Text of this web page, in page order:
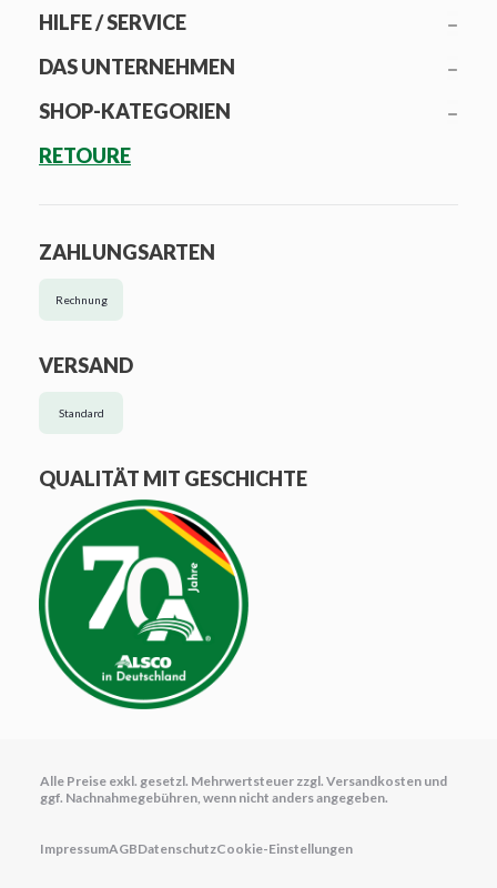
HILFE / SERVICE
DAS UNTERNEHMEN
SHOP-KATEGORIEN
RETOURE
ZAHLUNGSARTEN
Rechnung
VERSAND
Standard
QUALITÄT MIT GESCHICHTE
ImpressumAGBDatenschutzCookie-Einstellungen
Alle Preise exkl. gesetzl. Mehrwertsteuer zzgl. Versandkosten und
ggf. Nachnahmegebühren, wenn nicht anders angegeben.